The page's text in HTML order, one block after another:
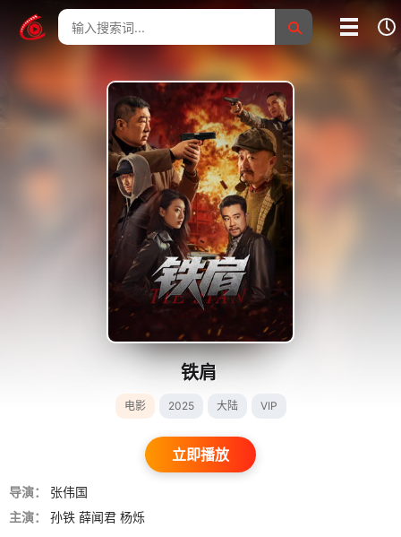
铁肩
电影 2025 大陆 VIP
立即播放
导演：
张伟国
主演：
孙铁 薛闻君 杨烁